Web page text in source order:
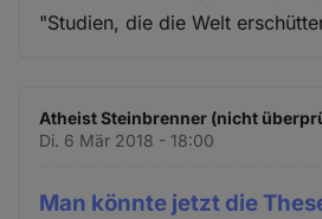
"Studien, die die Welt
Atheist Steinbrenner (nicht
Di. 6 Mär 2018 - 18:00
Man könnte jetzt die